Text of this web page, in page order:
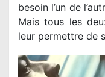
besoin l’un de
Mais tous les
leur permettre de